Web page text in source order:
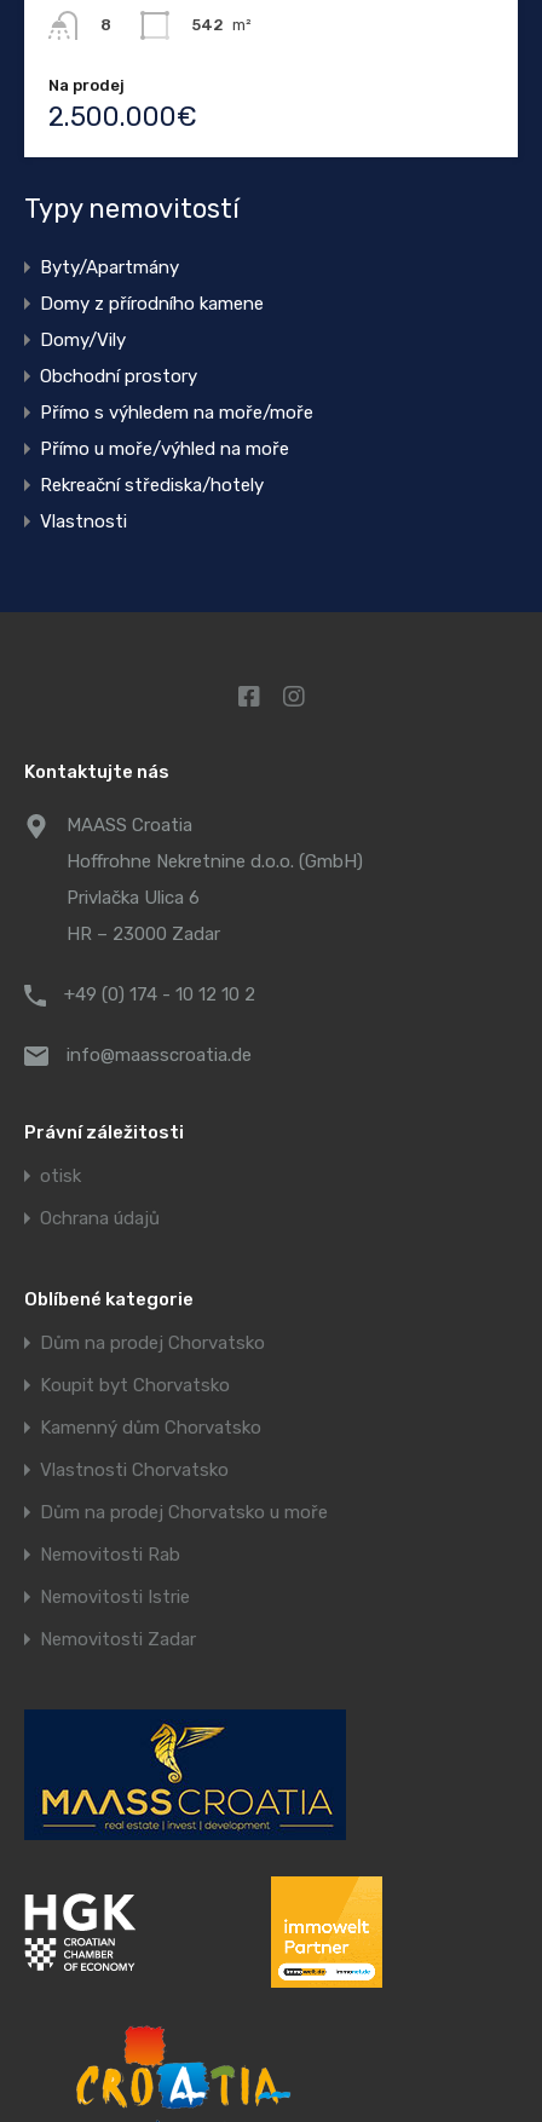
8
542 m²
Na prodej
2.500.000€
Typy nemovitostí
Byty/Apartmány
Domy z přírodního kamene
Domy/Vily
Obchodní prostory
Přímo s výhledem na moře/moře
Přímo u moře/výhled na moře
Rekreační střediska/hotely
Vlastnosti
Kontaktujte nás
MAASS Croatia
Hoffrohne Nekretnine d.o.o. (GmbH)
Privlačka Ulica 6
HR – 23000 Zadar
+49 (0) 174 - 10 12 10 2
info@maasscroatia.de
Právní záležitosti
otisk
Ochrana údajů
Oblíbené kategorie
Dům na prodej Chorvatsko
Koupit byt Chorvatsko
Kamenný dům Chorvatsko
Vlastnosti Chorvatsko
Dům na prodej Chorvatsko u moře
Nemovitosti Rab
Nemovitosti Istrie
Nemovitosti Zadar